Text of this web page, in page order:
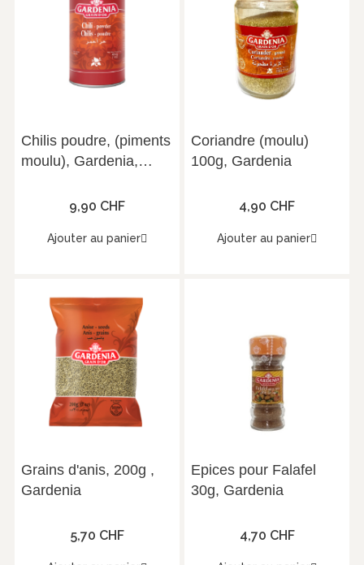
Chilis poudre, (piments
moulu), Gardenia,
9,90 CHF
Ajouter au panier
Coriandre (moulu)
100g, Gardenia
4,90 CHF
Ajouter au panier
Grains d'anis, 200g ,
Gardenia
5,70 CHF
Epices pour Falafel
30g, Gardenia
4,70 CHF